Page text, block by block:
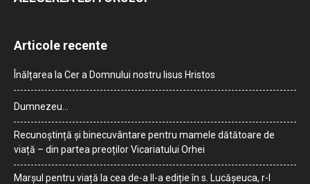
Articole recente
Înălțarea la Cer a Domnului nostru Iisus Hristos
Dumnezeu…
Recunoștință și binecuvântare pentru mamele dătătoare de
viață – din partea preoților Vicariatului Orhei
Marșul pentru viață la cea de-a II-a ediție în s. Lucășeuca, r-l